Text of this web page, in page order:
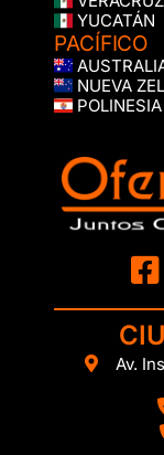
YUCATÁN
PACÍFICO
NUEVA
POLINESIA
Av.